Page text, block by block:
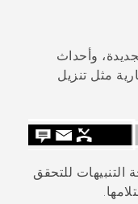
وأحداث
مثل تنزيل
التنبيهات للتحقق